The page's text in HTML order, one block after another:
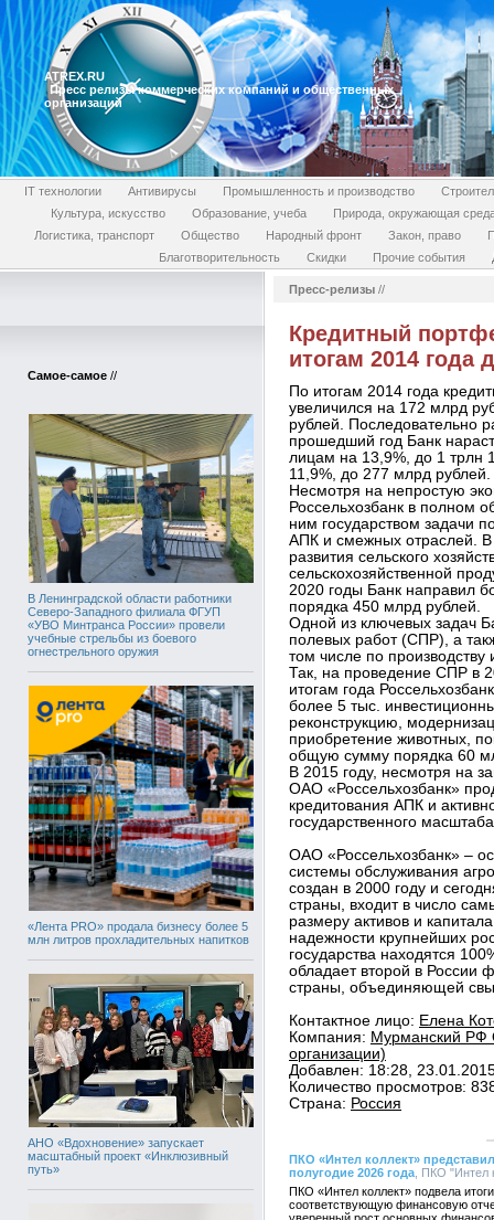
ATREX.RU
Пресс релизы коммерческих компаний и общественных
организаций
IT технологии Антивирусы Промышленность и производство
Культура, искусство
Образование, учеба
Природа, окружающая
Логистика, транспорт
Общество Народный фронт Закон, право
Благотворительность
Скидки Прочие события
Самое-самое //
В Ленинградской области работники
Северо-Западного филиала ФГУП
«УВО Минтранса России» провели
учебные стрельбы из боевого
огнестрельного оружия
«Лента PRO» продала бизнесу более 5
млн литров прохладительных напитков
АНО «Вдохновение» запускает
масштабный проект «Инклюзивный
путь»
Пресс-релизы //
Кредитный
итогам 2014 года
По итогам 2014 года
увеличился на 172 млрд
рублей. Последовательно
прошедший год Банк
лицам на 13,9%, до 1 трлн
11,9%, до 277 млрд рублей.
Несмотря на непростую
Россельхозбанк в полном
ним государством задачи
АПК и смежных отраслей.
развития сельского
сельскохозяйственной
2020 годы Банк направил
порядка 450 млрд рублей.
Одной из ключевых задач
полевых работ (СПР), а
том числе по
Так, на проведение СПР в
итогам года
более 5 тыс.
реконструкцию,
приобретение животных,
общую сумму порядка 60
В 2015 году, несмотря на
ОАО «Россельхозбанк»
кредитования АПК и
государственного
ОАО «Россельхозбанк» –
системы обслуживания
создан в 2000 году и
страны, входит в число
размеру активов и
надежности крупнейших
государства находятся
обладает второй в России
страны, объединяющей
Контактное лицо: Елена
Компания: Мурманский РФ
организации)
Добавлен: 18:28,
Количество просмотров:
Страна: Россия
ПКО «Интел коллект»
полугодие 2026 года , ПКО "Интел
ПКО «Интел коллект» подвела
соответствующую финансовую